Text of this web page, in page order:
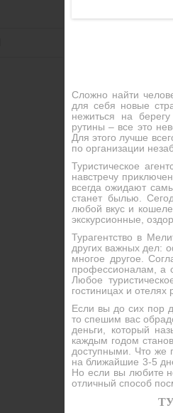
Сложно найти
для себя новые
нежиться на
рутины – все это
Для этого лучше
по организации
Туристическое
навстречу
всегда ожидают
станет былью.
любой вкус и
экскурсионные,
Турагентство в
других важных дел:
многое другое.
профессионалам, а
Любое
гостиницах и
Если вы до сих пор
то спешим вас
деньги, который
каждым годом
доступными. Что же
на ближайшие 3-5
Но если вы любите
отличный способ